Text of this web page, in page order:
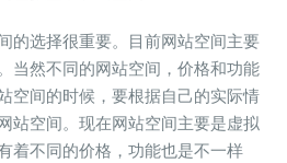
的选择很重要。目前网站空间主要
当然不同的网站空间，价格和功能
空间的时候，要根据自己的实际情
站空间。现在网站空间主要是虚拟
着不同的价格，功能也是不一样